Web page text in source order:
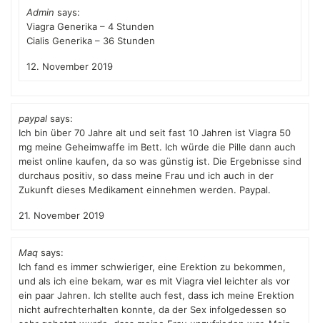
Admin says:
Viagra Generika – 4 Stunden
Cialis Generika – 36 Stunden
12. November 2019
paypal says:
Ich bin über 70 Jahre alt und seit fast 10 Jahren ist Viagra 50
mg meine Geheimwaffe im Bett. Ich würde die Pille dann auch
meist online kaufen, da so was günstig ist. Die Ergebnisse sind
durchaus positiv, so dass meine Frau und ich auch in der
Zukunft dieses Medikament einnehmen werden. Paypal.
21. November 2019
Maq says:
Ich fand es immer schwieriger, eine Erektion zu bekommen,
und als ich eine bekam, war es mit Viagra viel leichter als vor
ein paar Jahren. Ich stellte auch fest, dass ich meine Erektion
nicht aufrechterhalten konnte, da der Sex infolgedessen so